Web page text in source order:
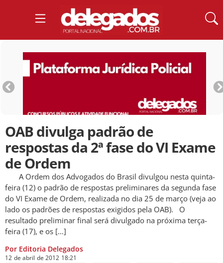
OAB divulga padrão de
respostas da 2ª fase do VI Exame
de Ordem
A Ordem dos Advogados do Brasil divulgou nesta quinta-
feira (12) o padrão de respostas preliminares da segunda fase
do VI Exame de Ordem, realizada no dia 25 de março (veja ao
lado os padrões de respostas exigidos pela OAB). O
resultado preliminar final será divulgado na próxima terça-
feira (17), e os […]
Por Editoria Delegados
12 de abril de 2012 18:21